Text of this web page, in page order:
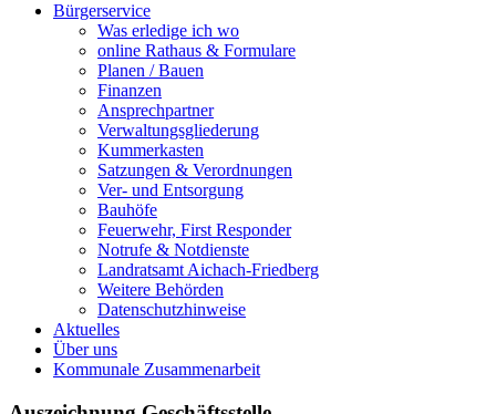
Bürgerservice
Was erledige ich wo
online Rathaus & Formulare
Planen / Bauen
Finanzen
Ansprechpartner
Verwaltungsgliederung
Kummerkasten
Satzungen & Verordnungen
Ver- und Entsorgung
Bauhöfe
Feuerwehr, First Responder
Notrufe & Notdienste
Landratsamt Aichach-Friedberg
Weitere Behörden
Datenschutzhinweise
Aktuelles
Über uns
Kommunale Zusammenarbeit